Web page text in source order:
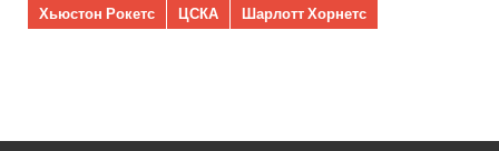
Хьюстон Рокетс
ЦСКА Шарлотт Хорнетс